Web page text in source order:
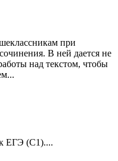
при
В ней дается не
над текстом, чтобы
ЕГЭ (С1)....